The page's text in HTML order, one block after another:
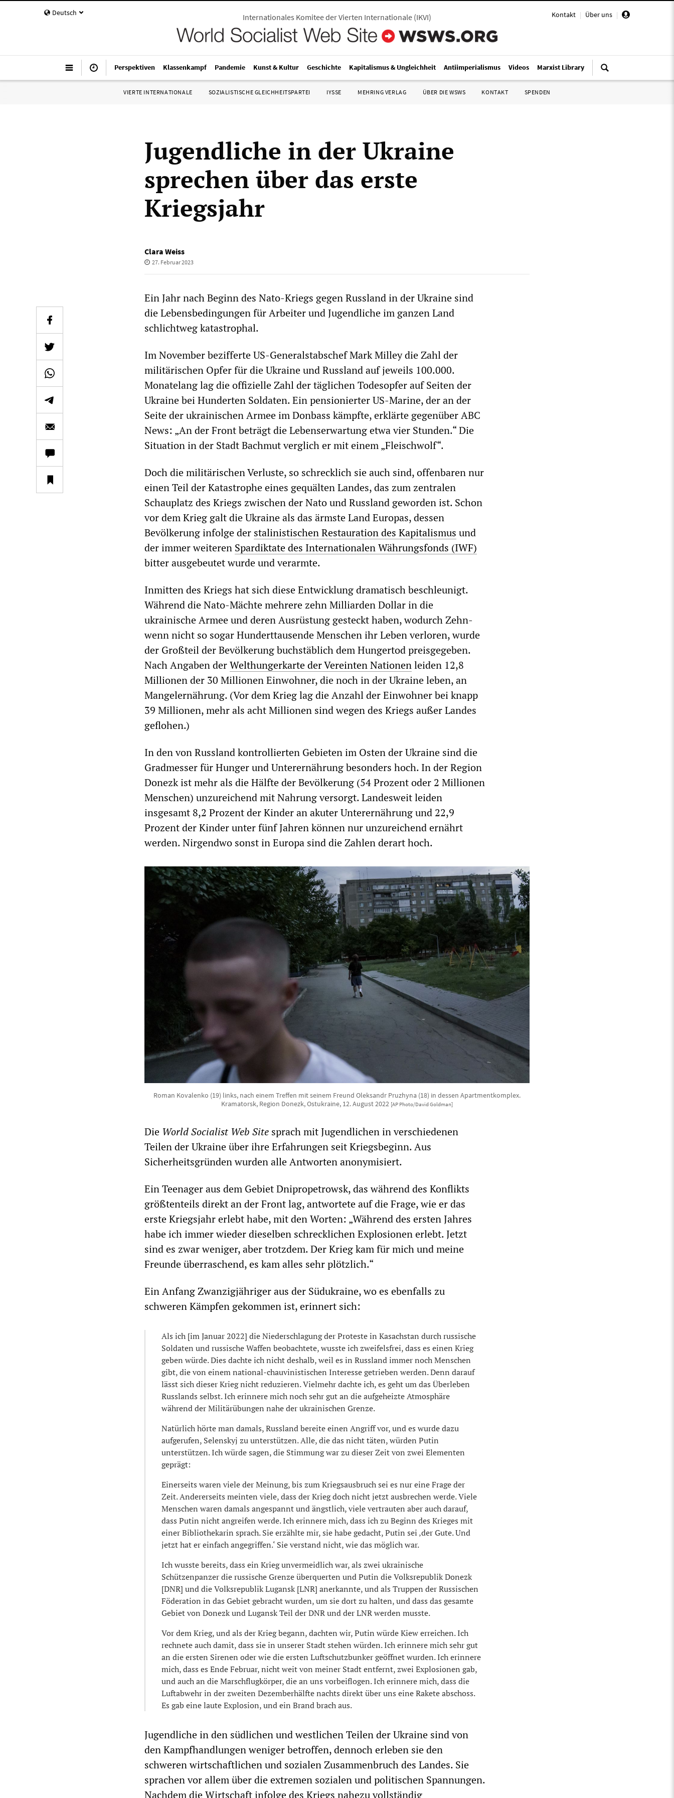
Deutsch Kontakt | Über uns |
Internationales Komitee der Vierten Internationale (IKVI)
Perspektiven Klassenkampf Pandemie Kunst & Kultur Geschichte Kapitalismus & Ungleichheit Antiimperialismus Videos Marxist Library
VIERTE INTERNATIONALE SOZIALISTISCHE GLEICHHEITSPARTEI IYSSE MEHRING VERLAG ÜBER DIE WSWS KONTAKT SPENDEN
Jugendliche in der Ukraine
sprechen über das erste
Kriegsjahr
Clara Weiss
27. Februar 2023
Ein Jahr nach Beginn des Nato-Kriegs gegen Russland in der Ukraine sind
die Lebensbedingungen für Arbeiter und Jugendliche im ganzen Land
schlichtweg katastrophal.
Im November bezifferte US-Generalstabschef Mark Milley die Zahl der
militärischen Opfer für die Ukraine und Russland auf jeweils 100.000.
Monatelang lag die offizielle Zahl der täglichen Todesopfer auf Seiten der
Ukraine bei Hunderten Soldaten. Ein pensionierter US-Marine, der an der
Seite der ukrainischen Armee im Donbass kämpfte, erklärte gegenüber ABC
News: „An der Front beträgt die Lebenserwartung etwa vier Stunden.“ Die
Situation in der Stadt Bachmut verglich er mit einem „Fleischwolf“.
Doch die militärischen Verluste, so schrecklich sie auch sind, offenbaren nur
einen Teil der Katastrophe eines gequälten Landes, das zum zentralen
Schauplatz des Kriegs zwischen der Nato und Russland geworden ist. Schon
vor dem Krieg galt die Ukraine als das ärmste Land Europas, dessen
Bevölkerung infolge der stalinistischen Restauration des Kapitalismus und
der immer weiteren Spardiktate des Internationalen Währungsfonds (IWF)
bitter ausgebeutet wurde und verarmte.
Inmitten des Kriegs hat sich diese Entwicklung dramatisch beschleunigt.
Während die Nato-Mächte mehrere zehn Milliarden Dollar in die
ukrainische Armee und deren Ausrüstung gesteckt haben, wodurch Zehn-
wenn nicht so sogar Hunderttausende Menschen ihr Leben verloren, wurde
der Großteil der Bevölkerung buchstäblich dem Hungertod preisgegeben.
Nach Angaben derWelthungerkarte der Vereinten Nationenleiden 12,8
Millionen der 30 Millionen Einwohner, die noch in der Ukraine leben, an
Mangelernährung. (Vor dem Krieg lag die Anzahl der Einwohner bei knapp
39 Millionen, mehr als acht Millionen sind wegen des Kriegs außer Landes
geflohen.)
In den von Russland kontrollierten Gebieten im Osten der Ukraine sind die
Gradmesser für Hunger und Unterernährung besonders hoch. In der Region
Donezk ist mehr als die Hälfte der Bevölkerung (54 Prozent oder 2 Millionen
Menschen) unzureichend mit Nahrung versorgt. Landesweit leiden
insgesamt 8,2 Prozent der Kinder an akuter Unterernährung und 22,9
Prozent der Kinder unter fünf Jahren können nur unzureichend ernährt
werden. Nirgendwo sonst in Europa sind die Zahlen derart hoch.
Roman Kovalenko (19) links, nach einem Treffen mit seinem Freund Oleksandr Pruzhyna (18) in dessen Apartmentkomplex.
Kramatorsk, Region Donezk, Ostukraine, 12. August 2022 [AP Photo/David Goldman]
Die World Socialist Web Site sprach mit Jugendlichen in verschiedenen
Teilen der Ukraine über ihre Erfahrungen seit Kriegsbeginn. Aus
Sicherheitsgründen wurden alle Antworten anonymisiert.
Ein Teenager aus dem Gebiet Dnipropetrowsk, das während des Konflikts
größtenteils direkt an der Front lag, antwortete auf die Frage, wie er das
erste Kriegsjahr erlebt habe, mit den Worten: „Während des ersten Jahres
habe ich immer wieder dieselben schrecklichen Explosionen erlebt. Jetzt
sind es zwar weniger, aber trotzdem. Der Krieg kam für mich und meine
Freunde überraschend, es kam alles sehr plötzlich.“
Ein Anfang Zwanzigjähriger aus der Südukraine, wo es ebenfalls zu
schweren Kämpfen gekommen ist, erinnert sich:
Als ich [im Januar 2022] die Niederschlagung der Proteste in Kasachstan durch russische
Soldaten und russische Waffen beobachtete, wusste ich zweifelsfrei, dass es einen Krieg
geben würde. Dies dachte ich nicht deshalb, weil es in Russland immer noch Menschen
gibt, die von einem national-chauvinistischen Interesse getrieben werden. Denn darauf
lässt sich dieser Krieg nicht reduzieren. Vielmehr dachte ich, es geht um das Überleben
Russlands selbst. Ich erinnere mich noch sehr gut an die aufgeheizte Atmosphäre
während der Militärübungen nahe der ukrainischen Grenze.
Natürlich hörte man damals, Russland bereite einen Angriff vor, und es wurde dazu
aufgerufen, Selenskyj zu unterstützen. Alle, die das nicht täten, würden Putin
unterstützen. Ich würde sagen, die Stimmung war zu dieser Zeit von zwei Elementen
geprägt:
Einerseits waren viele der Meinung, bis zum Kriegsausbruch sei es nur eine Frage der
Zeit. Andererseits meinten viele, dass der Krieg doch nicht jetzt ausbrechen werde. Viele
Menschen waren damals angespannt und ängstlich, viele vertrauten aber auch darauf,
dass Putin nicht angreifen werde. Ich erinnere mich, dass ich zu Beginn des Krieges mit
einer Bibliothekarin sprach. Sie erzählte mir, sie habe gedacht, Putin sei ‚der Gute. Und
jetzt hat er einfach angegriffen.‘ Sie verstand nicht, wie das möglich war.
Ich wusste bereits, dass ein Krieg unvermeidlich war, als zwei ukrainische
Schützenpanzer die russische Grenze überquerten und Putin die Volksrepublik Donezk
[DNR] und die Volksrepublik Lugansk [LNR] anerkannte, und als Truppen der Russischen
Föderation in das Gebiet gebracht wurden, um sie dort zu halten, und dass das gesamte
Gebiet von Donezk und Lugansk Teil der DNR und der LNR werden musste.
Vor dem Krieg, und als der Krieg begann, dachten wir, Putin würde Kiew erreichen. Ich
rechnete auch damit, dass sie in unserer Stadt stehen würden. Ich erinnere mich sehr gut
an die ersten Sirenen oder wie die ersten Luftschutzbunker geöffnet wurden. Ich erinnere
mich, dass es Ende Februar, nicht weit von meiner Stadt entfernt, zwei Explosionen gab,
und auch an die Marschflugkörper, die an uns vorbeiflogen. Ich erinnere mich, dass die
Luftabwehr in der zweiten Dezemberhälfte nachts direkt über uns eine Rakete abschoss.
Es gab eine laute Explosion, und ein Brand brach aus.
Jugendliche in den südlichen und westlichen Teilen der Ukraine sind von
den Kampfhandlungen weniger betroffen, dennoch erleben sie den
schweren wirtschaftlichen und sozialen Zusammenbruch des Landes. Sie
sprachen vor allem über die extremen sozialen und politischen Spannungen.
Nachdem die Wirtschaft infolge des Kriegs nahezu vollständig